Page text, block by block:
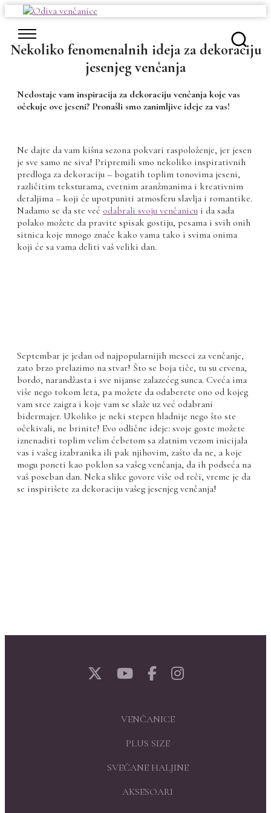
content
Nekoliko fenomenalnih ideja za dekoraciju
jesenjeg venčanja
Nedostaje vam inspiracija za dekoraciju venčanja koje vas
očekuje ove jeseni? Pronašli smo zanimljive ideje za vas!
Ne dajte da vam kišna sezona pokvari raspoloženje, jer jesen
je sve samo ne siva! Pripremili smo nekoliko inspirativnih
predloga za dekoraciju – bogatih toplim tonovima jeseni,
različitim teksturama, cvetnim aranžmanima i kreativnim
detaljima – koji će upotpuniti atmosferu slavlja i romantike.
Nadamo se da ste već odabrali svoju venčanicu i da sada
polako možete da pravite spisak gostiju, pesama i svih onih
sitnica koje mnogo znače kako vama tako i svima onima
koji će sa vama deliti vaš veliki dan.
Septembar je jedan od najpopularnijih meseci za venčanje,
zato brzo prelazimo na stvar! Što se boja tiče, tu su crvena,
bordo, narandžasta i sve nijanse zalazećeg sunca. Cveća ima
više nego tokom leta, pa možete da odaberete ono od kojeg
vam srce zaigra i koje vam se slaže uz već odabrani
bidermajer. Ukoliko je neki stepen hladnije nego što ste
očekivali, ne brinite! Evo odlične ideje: svoje goste možete
iznenaditi toplim velim ćebetom sa zlatnim vezom inicijala
vas i vašeg izabranika ili pak njihovim, zašto da ne, a koje
mogu poneti kao poklon sa vašeg venčanja, da ih podseća na
vaš poseban dan. Neka slike govore više od reči, vreme je da
se inspirišete za dekoraciju vašeg jesenjeg venčanja!
VENČANICE
PLUS SIZE
SVEČANE HALJINE
AKSESOARI